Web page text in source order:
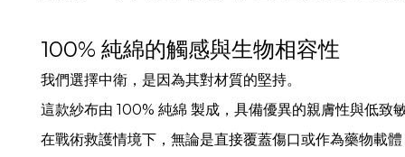
100% 純綿的觸感與生物相容性
我們選擇中衛，是因為其對材質的堅持。
這款紗布由 100% 純綿 製成，具備優異的親膚性與低致
在戰術救護情境下，無論是直接覆蓋傷口或作為藥物載